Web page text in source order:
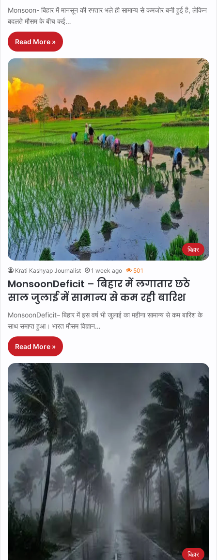
Monsoon- बिहार में मानसून की रफ्तार भले ही सामान्य से कमजोर बनी हुई है, लेकिन
बदलते मौसम के बीच कई…
Read More »
बिहार
Krati Kashyap Journalist 1 week ago 501
MonsoonDeficit – बिहार में लगातार छठे
साल जुलाई में सामान्य से कम रही बारिश
MonsoonDeficit– बिहार में इस वर्ष भी जुलाई का महीना सामान्य से कम बारिश के
साथ समाप्त हुआ। भारत मौसम विज्ञान…
Read More »
बिहार